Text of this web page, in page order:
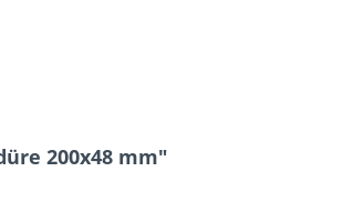
200x48 mm"